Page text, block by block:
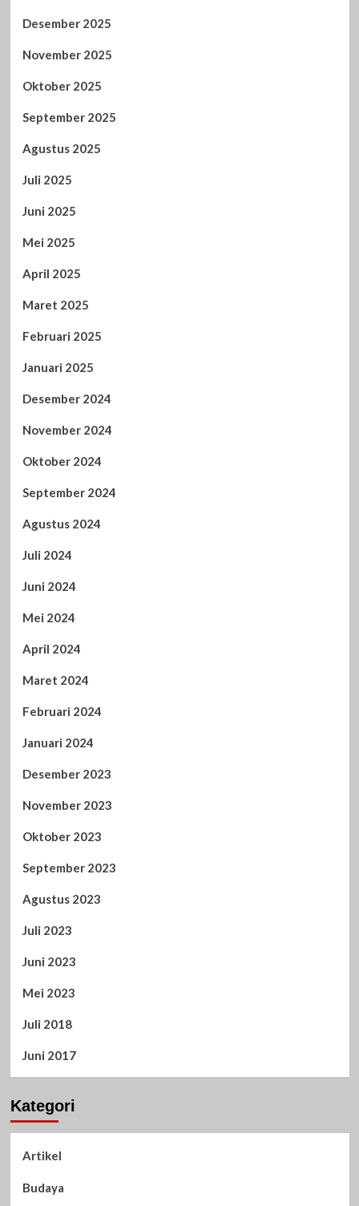
Desember 2025
November 2025
Oktober 2025
September 2025
Agustus 2025
Juli 2025
Juni 2025
Mei 2025
April 2025
Maret 2025
Februari 2025
Januari 2025
Desember 2024
November 2024
Oktober 2024
September 2024
Agustus 2024
Juli 2024
Juni 2024
Mei 2024
April 2024
Maret 2024
Februari 2024
Januari 2024
Desember 2023
November 2023
Oktober 2023
September 2023
Agustus 2023
Juli 2023
Juni 2023
Mei 2023
Juli 2018
Juni 2017
Kategori
Artikel
Budaya